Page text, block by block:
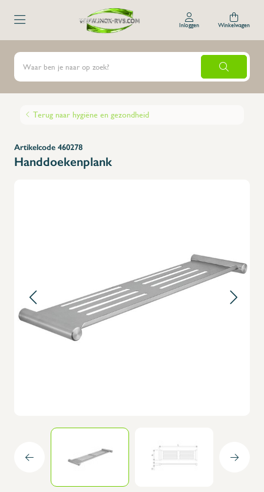
Inloggen Winkelwagen
Terug naar hygiëne en gezondheid
Artikelcode 460278
Handdoekenplank